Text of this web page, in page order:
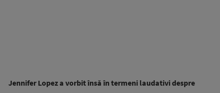
Jennifer Lopez a vorbit însă în termeni laudativi despre